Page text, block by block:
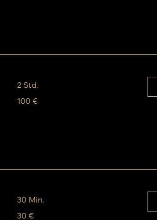
2 Std.
Euro
100 €
30 Min.
Euro
30 €